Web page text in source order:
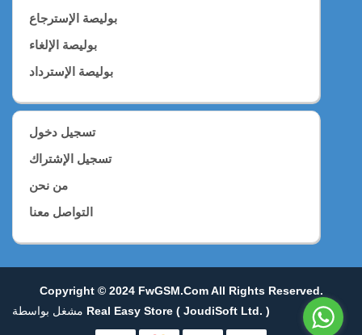
بوليصة الإسترجاع
بوليصة الإلغاء
بوليصة الإسترداد
تسجيل دخول
تسجيل الإشتراك
من نحن
التواصل معنا
Copyright © 2024 FwGSM.comAll Rights Reserved.
Real Easy Store ( JoudiSoft Ltd. )